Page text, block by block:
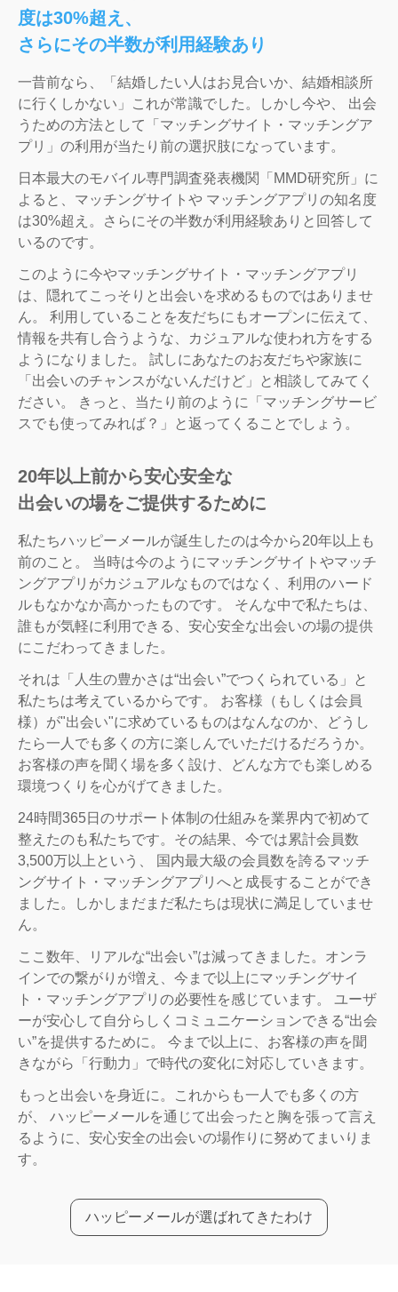
度は30%超え、
さらにその半数が利用経験あり
一昔前なら、「結婚したい人はお見合いか、結婚相談所
に行くしかない」これが常識でした。しかし今や、 出会
うための方法として「マッチングサイト・マッチングア
プリ」の利用が当たり前の選択肢になっています。
日本最大のモバイル専門調査発表機関「MMD研究所」に
よると、マッチングサイトや マッチングアプリの知名度
は30%超え。さらにその半数が利用経験ありと回答して
いるのです。
このように今やマッチングサイト・マッチングアプリ
は、隠れてこっそりと出会いを求めるものではありませ
ん。 利用していることを友だちにもオープンに伝えて、
情報を共有し合うような、カジュアルな使われ方をする
ようになりました。 試しにあなたのお友だちや家族に
「出会いのチャンスがないんだけど」と相談してみてく
ださい。 きっと、当たり前のように「マッチングサービ
スでも使ってみれば？」と返ってくることでしょう。
20年以上前から安心安全な
出会いの場をご提供するために
私たちハッピーメールが誕生したのは今から20年以上も
前のこと。 当時は今のようにマッチングサイトやマッチ
ングアプリがカジュアルなものではなく、利用のハード
ルもなかなか高かったものです。 そんな中で私たちは、
誰もが気軽に利用できる、安心安全な出会いの場の提供
にこだわってきました。
それは「人生の豊かさは“出会い”でつくられている」と
私たちは考えているからです。 お客様（もしくは会員
様）が"出会い"に求めているものはなんなのか、どうし
たら一人でも多くの方に楽しんでいただけるだろうか。
お客様の声を聞く場を多く設け、どんな方でも楽しめる
環境つくりを心がげてきました。
24時間365日のサポート体制の仕組みを業界内で初めて
整えたのも私たちです。その結果、今では累計会員数
3,500万以上という、 国内最大級の会員数を誇るマッチ
ングサイト・マッチングアプリへと成長することができ
ました。しかしまだまだ私たちは現状に満足していませ
ん。
ここ数年、リアルな“出会い”は減ってきました。オンラ
インでの繋がりが増え、今まで以上にマッチングサイ
ト・マッチングアプリの必要性を感じています。 ユーザ
ーが安心して自分らしくコミュニケーションできる“出会
い”を提供するために。 今まで以上に、お客様の声を聞
きながら「行動力」で時代の変化に対応していきます。
もっと出会いを身近に。これからも一人でも多くの方
が、 ハッピーメールを通じて出会ったと胸を張って言え
るように、安心安全の出会いの場作りに努めてまいりま
す。
ハッピーメールが選ばれてきたわけ